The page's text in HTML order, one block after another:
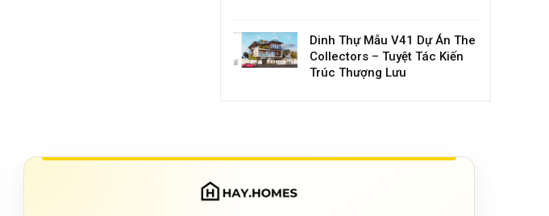
Dinh Thự Mẫu V41 Dự Án The
Collectors – Tuyệt Tác Kiến
Trúc Thượng Lưu